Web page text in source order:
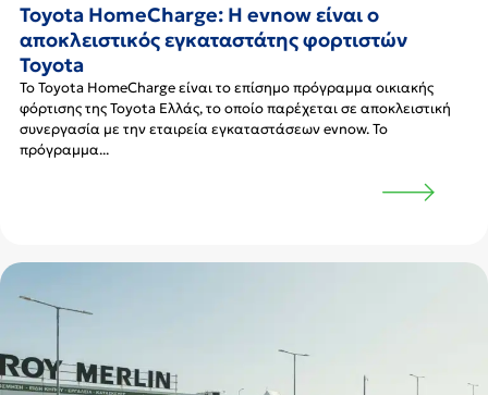
Toyota HomeCharge: H evnow είναι ο
αποκλειστικός εγκαταστάτης φορτιστών
Toyota
Το Toyota HomeCharge είναι το επίσημο πρόγραμμα οικιακής
φόρτισης της Toyota Ελλάς, το οποίο παρέχεται σε αποκλειστική
συνεργασία με την εταιρεία εγκαταστάσεων evnow. Το
πρόγραμμα...